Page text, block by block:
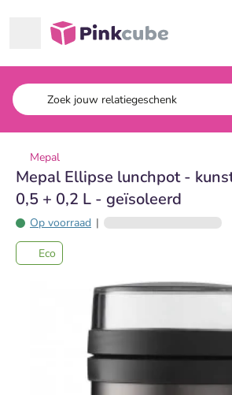
Pinkcube
Mepal
Mepal Ellipse lunchpot -
0,5 + 0,2 L - geïsoleerd
Op voorraad |
Eco